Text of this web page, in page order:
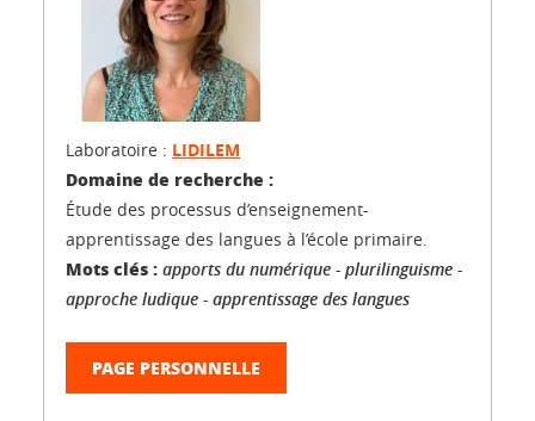
Laboratoire : LIDILEM
Domaine de recherche :
Étude des processus d’enseignement-
apprentissage des langues à l’école primaire.
Mots clés : apports du numérique - plurilinguisme -
approche ludique - apprentissage des langues
PAGE PERSONNELLE